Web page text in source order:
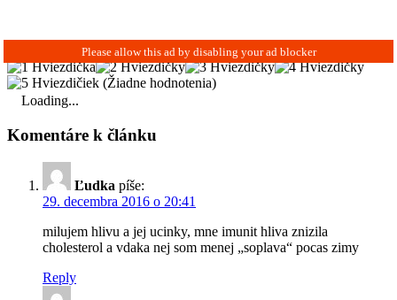
(Žiadne hodnotenia)
Loading...
Komentáre k článku
Ľudka píše:
29. decembra 2016 o 20:41
milujem hlivu a jej ucinky, mne imunit hliva znizila
cholesterol a vdaka nej som menej „soplava“ pocas zimy
Reply